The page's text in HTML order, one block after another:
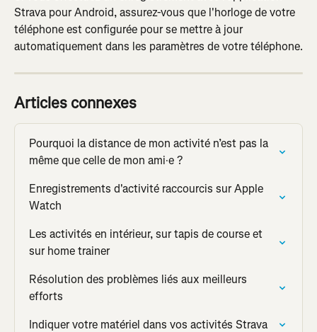
Strava pour Android, assurez-vous que l'horloge de votre
téléphone est configurée pour se mettre à jour
automatiquement dans les paramètres de votre téléphone.
Articles connexes
Pourquoi la distance de mon activité n’est pas la
même que celle de mon ami·e ?
Enregistrements d'activité raccourcis sur Apple
Watch
Les activités en intérieur, sur tapis de course et
sur home trainer
Résolution des problèmes liés aux meilleurs
efforts
Indiquer votre matériel dans vos activités Strava